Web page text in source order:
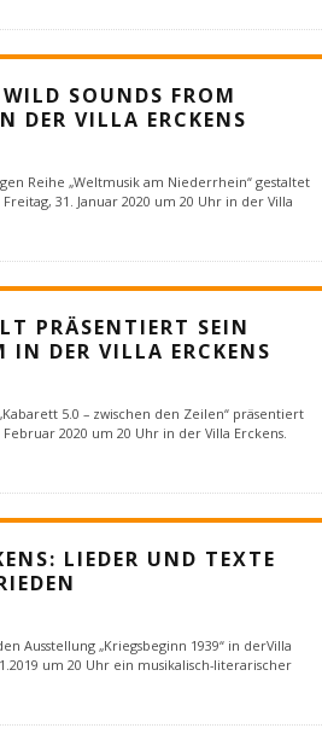
SOUNDS FROM
DER VILLA ERCKENS
Reihe „Weltmusik am Niederrhein“ gestaltet
31. Januar 2020 um 20 Uhr in der Villa
PRÄSENTIERT SEIN
IN DER VILLA ERCKENS
5.0 – zwischen den Zeilen“ präsentiert
2020 um 20 Uhr in der Villa Erckens.
LIEDER UND TEXTE
Ausstellung „Kriegsbeginn 1939“ in derVilla
um 20 Uhr ein musikalisch-literarischer